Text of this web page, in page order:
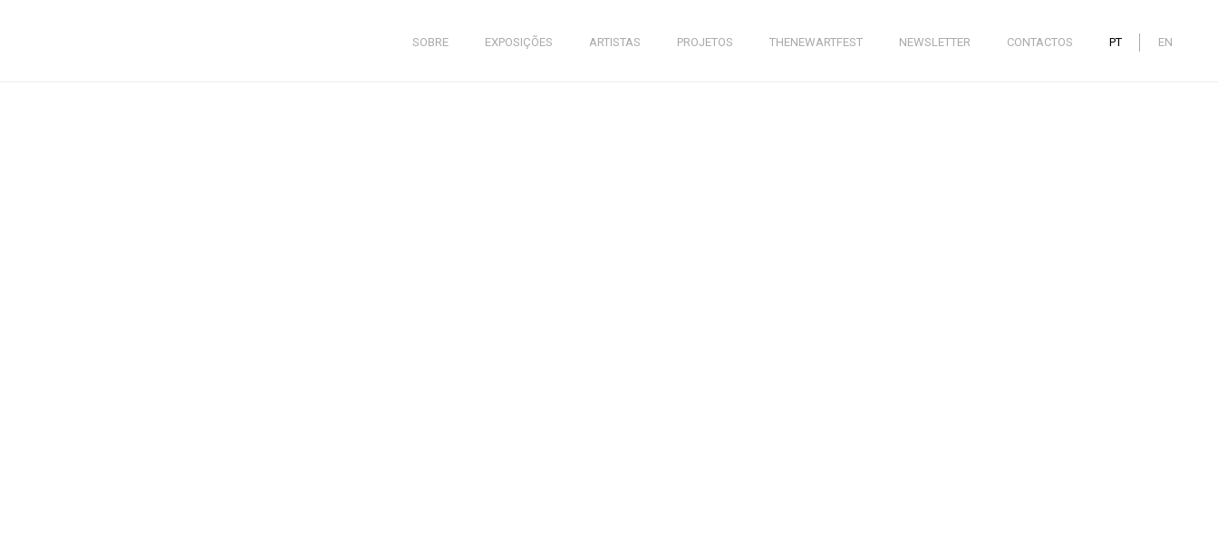
SOBRE EXPOSIÇÕES ARTISTAS PROJETOS THENEWARTFEST NEWSLETTER CONTACTOS PT EN